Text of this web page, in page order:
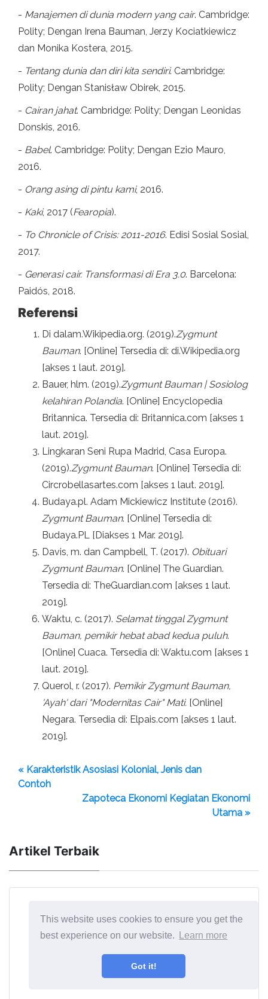
This website uses cookies to ensure you get the
best experience on our website.
Learn more
Got it!
- Manajemen di dunia modern yang cair. Cambridge:
Polity; Dengan Irena Bauman, Jerzy Kociatkiewicz
dan Monika Kostera, 2015.
- Tentang dunia dan diri kita sendiri. Cambridge:
Polity; Dengan Stanisław Obirek, 2015.
- Cairan jahat. Cambridge: Polity; Dengan Leonidas
Donskis, 2016.
- Babel. Cambridge: Polity; Dengan Ezio Mauro,
2016.
- Orang asing di pintu kami, 2016.
- Kaki, 2017 (Fearopia).
- To Chronicle of Crisis: 2011-2016. Edisi Sosial Sosial,
2017.
- Generasi cair. Transformasi di Era 3.0. Barcelona:
Paidós, 2018.
Referensi
Di dalam.Wikipedia.org. (2019).Zygmunt
Bauman. [Online] Tersedia di: di.Wikipedia.org
[akses 1 laut. 2019].
Bauer, hlm. (2019).Zygmunt Bauman | Sosiolog
kelahiran Polandia. [Online] Encyclopedia
Britannica. Tersedia di: Britannica.com [akses 1
laut. 2019].
Lingkaran Seni Rupa Madrid, Casa Europa.
(2019).Zygmunt Bauman. [Online] Tersedia di:
Circrobellasartes.com [akses 1 laut. 2019].
Budaya.pl. Adam Mickiewicz Institute (2016).
Zygmunt Bauman. [Online] Tersedia di:
Budaya.PL [Diakses 1 Mar. 2019].
Davis, m. dan Campbell, T. (2017). Obituari
Zygmunt Bauman. [Online] The Guardian.
Tersedia di: TheGuardian.com [akses 1 laut.
2019].
Waktu, c. (2017). Selamat tinggal Zygmunt
Bauman, pemikir hebat abad kedua puluh.
[Online] Cuaca. Tersedia di: Waktu.com [akses 1
laut. 2019].
Querol, r. (2017). Pemikir Zygmunt Bauman,
'Ayah' dari "Modernitas Cair" Mati. [Online]
Negara. Tersedia di: Elpais.com [akses 1 laut.
2019].
« Karakteristik Asosiasi Kolonial, Jenis dan
Contoh
Zapoteca Ekonomi Kegiatan Ekonomi
Utama »
Artikel Terbaik